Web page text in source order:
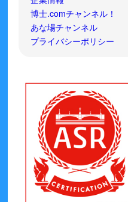
博士.comチャンネル！
あな場チャンネル
プライバシーポリシー